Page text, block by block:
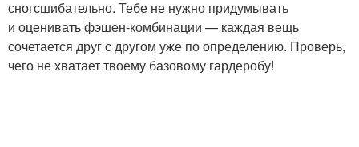
сногсшибательно. Тебе не нужно придумывать
и оценивать фэшен-комбинации — каждая вещь
сочетается друг с другом уже по определению. Проверь,
чего не хватает твоему базовому гардеробу!